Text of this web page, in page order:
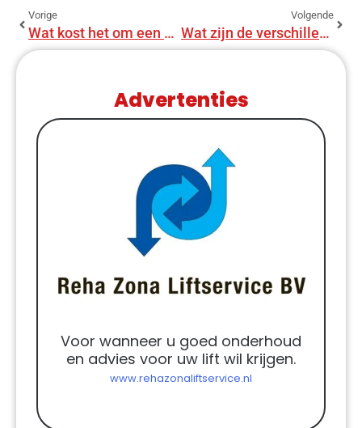
Vorige
Wat kost het om een huis compleet te renoveren?
Volgende
Wat zijn de verschillende soorten funderingsvoeten?
Advertenties
Voor wanneer u goed onderhoud
en advies voor uw lift wil krijgen.
www.rehazonaliftservice.nl